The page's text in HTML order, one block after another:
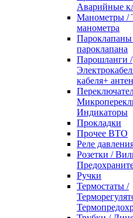
Аварийные
Манометры /
манометра
пароклапана
Парошланги /
кабеля+
Индикаторы
Прокладки
Прочее ВТО
Реле
Розетки /
Ручки
Термостаты /